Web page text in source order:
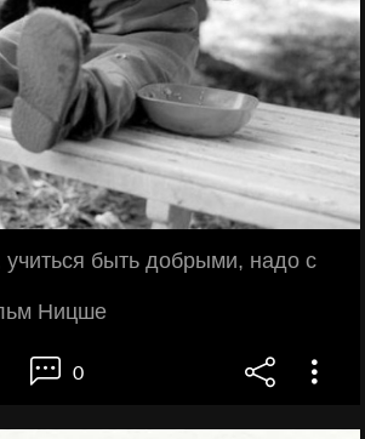
учиться быть добрыми, надо с
Ницше
0